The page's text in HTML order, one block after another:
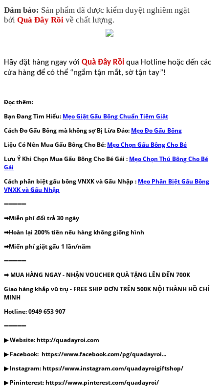
Đảm bảo: Sản phẩm đã được kiểm duyệt nghiêm ngặt
bởi Quà Đây Rồi về chất lượng.
Hãy đặt hàng ngay với Quà Đây Rồi qua Hotline hoặc dến các
cửa hàng để có thể “ngắm tận mắt, sờ tận tay”!
Đọc thêm:
Bạn Đang Tìm Hiểu: Mẹo Giặt Gấu Bông Chuẩn Tiệm Giặt
Cách Đo Gấu Bông mà không sợ Bị Lừa Đảo: Mẹo Đo Gấu Bông
Liệu Có Nên Mua Gấu Bông Cho Bé: Mẹo Chọn Gấu Bông Cho Bé
Lưu Ý Khi Chọn Mua Gấu Bông Cho Bé Gái : Mẹo Chọn Thú Bông Cho Bé
Gái
Cách phân biệt gấu bông VNXK và Gấu Nhập : Mẹo Phân Biệt Gấu Bông
VNXK và Gấu Nhập
➖➖➖➖➖
➡Miễn phí đổi trả 30 ngày
➡Hoàn lại 200% tiền nếu hàng không giống hình
➡Miến phí giặt gấu 1 lần/năm
➖➖➖➖➖
➡ MUA HÀNG NGAY - NHẬN VOUCHER QUÀ TẶNG LÊN ĐẾN 700K
Giao hàng khắp vũ trụ - FREE SHIP ĐƠN TRÊN 500K NỘI THÀNH HỒ CHÍ
MINH
Hotline: 0949 653 907
➖➖➖➖➖
▶ Website: http://quadayroi.com
▶ Facebook: https://www.facebook.com/pg/quadayroi...
▶ Instagram: https://www.instagram.com/quadayroigiftshop/
▶ Pininterest: https://www.pinterest.com/quadayroi/